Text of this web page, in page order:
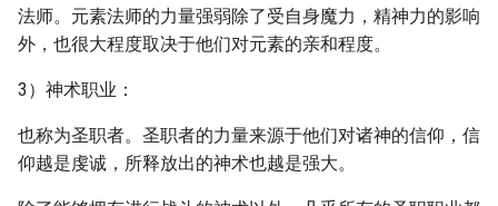
法师。元素法师的力量强弱除了受自身魔力，精神力的影响
外，也很大程度取决于他们对元素的亲和程度。
3）神术职业：
也称为圣职者。圣职者的力量来源于他们对诸神的信仰，信
仰越是虔诚，所释放出的神术也越是强大。